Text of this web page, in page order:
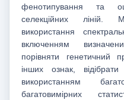
фенотипування та
селекційних ліній.
використання
включенням
порівняти генетичний
інших ознак,
використанням
багатовимірних